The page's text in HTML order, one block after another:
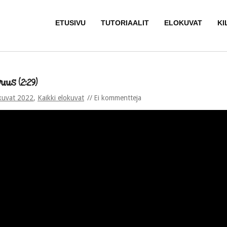
ETUSIVU TUTORIAALIT ELOKUVAT
(2:29)
2022, Kaikki elokuvat Ei kommentteja